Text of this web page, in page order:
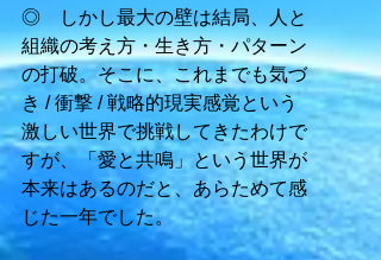
◎　しかし最大の壁は結局、人と
組織の考え方・生き方・パターン
の打破。そこに、これまでも気づ
き / 衝撃 / 戦略的現実感覚という
激しい世界で挑戦してきたわけで
すが、「愛と共鳴」という世界が
本来はあるのだと、あらためて感
じた一年でした。